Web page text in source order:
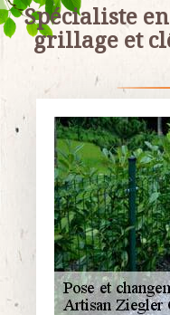
Spécialiste
grillage et